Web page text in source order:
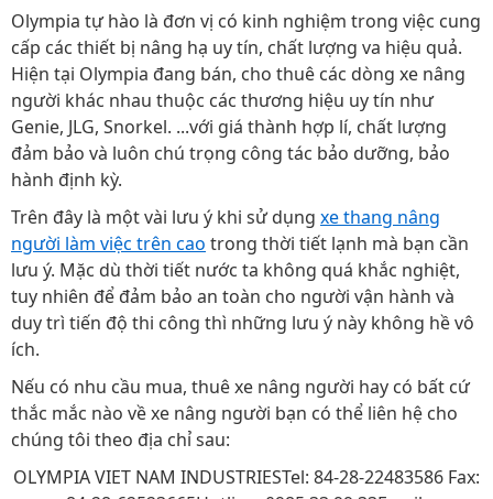
Olympia tự hào là đơn vị có kinh nghiệm trong việc cung
cấp các thiết bị nâng hạ uy tín, chất lượng va hiệu quả.
Hiện tại Olympia đang bán, cho thuê các dòng xe nâng
người khác nhau thuộc các thương hiệu uy tín như
Genie, JLG, Snorkel. ...với giá thành hợp lí, chất lượng
đảm bảo và luôn chú trọng công tác bảo dưỡng, bảo
hành định kỳ.
Trên đây là một vài lưu ý khi sử dụng xe thang nâng
người làm việc trên cao trong thời tiết lạnh mà bạn cần
lưu ý. Mặc dù thời tiết nước ta không quá khắc nghiệt,
tuy nhiên để đảm bảo an toàn cho người vận hành và
duy trì tiến độ thi công thì những lưu ý này không hề vô
ích.
Nếu có nhu cầu mua, thuê xe nâng người hay có bất cứ
thắc mắc nào về xe nâng người bạn có thể liên hệ cho
chúng tôi theo địa chỉ sau:
OLYMPIA VIET NAM INDUSTRIESTel: 84-28-22483586 Fax: